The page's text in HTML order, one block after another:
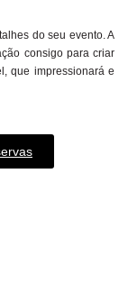
do seu evento. A
consigo para criar
que impressionará e